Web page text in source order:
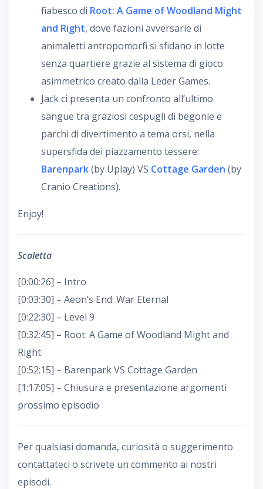
fiabesco di Root: A Game of Woodland Might
and Right, dove fazioni avversarie di
animaletti antropomorfi si sfidano in lotte
senza quartiere grazie al sistema di gioco
asimmetrico creato dalla Leder Games.
Jack ci presenta un confronto all’ultimo
sangue tra graziosi cespugli di begonie e
parchi di divertimento a tema orsi, nella
supersfida dei piazzamento tessere:
Barenpark(by Uplay) VS Cottage Garden (by
Cranio Creations).
Enjoy!
Scaletta
[0:00:26] – Intro
[0:03:30] – Aeon’s End: War Eternal
[0:22:30] – Level 9
[0:32:45] – Root: A Game of Woodland Might and
Right
[0:52:15] – Barenpark VS Cottage Garden
[1:17:05] – Chiusura e presentazione argomenti
prossimo episodio
Per qualsiasi domanda, curiosità o suggerimento
contattateci o scrivete un commento ai nostri
episodi.